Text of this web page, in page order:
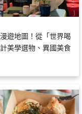
遊地圖！從「世界喝
美學選物、異國美食